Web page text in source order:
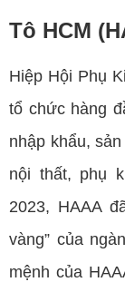
Tô HCM
Hiệp Hội Phụ
tổ chức hàng
nhập khẩu,
nội thất, phụ
2023, HAAA
vàng” của
mệnh của